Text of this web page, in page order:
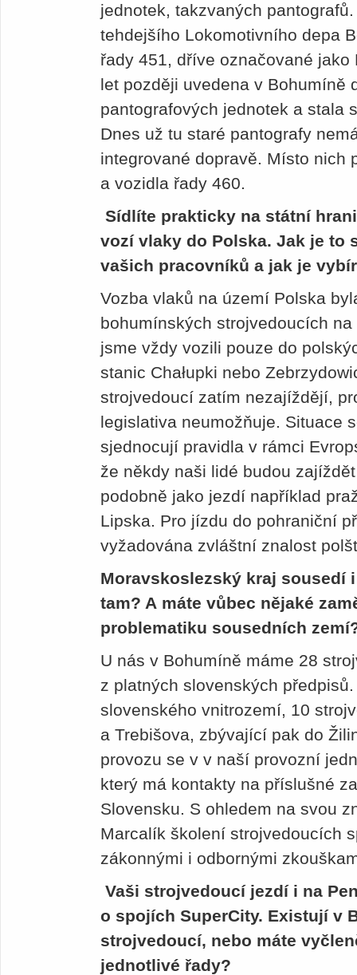
jednotek, takzvaných
tehdejšího Lokomotivního depa
řady 451, dříve označované
let později uvedena v Bohumíně
pantografových jednotek a stala
Dnes už tu staré pantografy
integrované dopravě. Místo nich
a vozidla řady 460.
Sídlíte prakticky na státní
vozí vlaky do Polska. Jak je to
vašich pracovníků a jak je
Vozba vlaků na území Polska
bohumínských strojvedoucích
jsme vždy vozili pouze do
stanic Cha­łupki nebo
strojvedoucí zatím nezajíždějí,
legislativa ne­umožňuje. Situace
sjednocují pravidla v rámci
že někdy naši lidé budou
podobně jako jezdí například
Lipska. Pro jízdu do pohraniční
vyžadována zvláštní znalost
Moravskoslezský kraj sousedí
tam? A máte vůbec nějaké
problematiku sousedních
U nás v Bohumíně máme 28
z platných slovenských
slovenského vnitrozemí, 10
a Trebišova, zbývající pak do
provozu se v v naší provozní
který má kontakty na příslušné
Slovensku. S ohledem na svou
Marcalík školení strojvedoucích
zákonnými i odbornými
Vaši strojvedoucí jezdí i na
o spojích SuperCity. Existují v
strojvedoucí, nebo máte
jednotlivé řady?